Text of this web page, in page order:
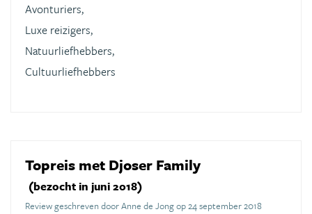
Avonturiers,
Luxe reizigers,
Natuurliefhebbers,
Cultuurliefhebbers
Topreis met Djoser Family
(bezocht in juni 2018)
Review geschreven door Anne de Jong op 24 september 2018